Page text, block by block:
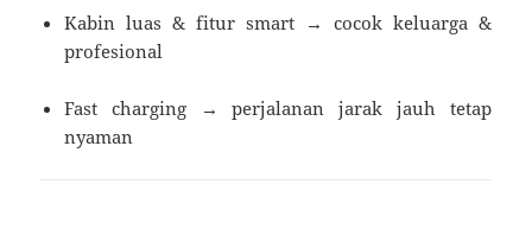
Kabin luas & fitur smart → cocok keluarga &
profesional
Fast charging → perjalanan jarak jauh tetap
nyaman